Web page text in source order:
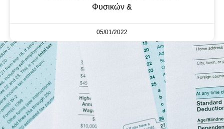
Φυσικών &
05/01/2022